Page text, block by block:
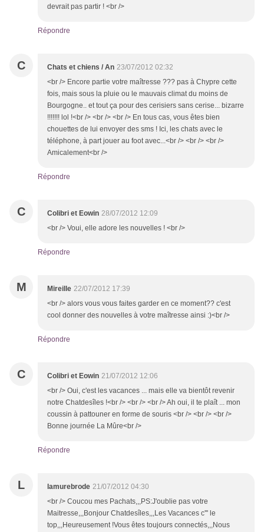
devrait pas partir ! <br />
Répondre
C Chats et chiens / An 23/07/2012 02:32
<br /> Encore partie votre maîtresse ??? pas à Chypre cette
fois, mais sous la pluie ou le mauvais climat du moins de
Bourgogne.. et tout ça pour des cerisiers sans cerise... bizarre
!!!!!!! lol !<br /> <br /> <br /> En tous cas, vous êtes bien
chouettes de lui envoyer des sms ! Ici, les chats avec le
téléphone, à part jouer au foot avec...<br /> <br /> <br />
Amicalement<br />
Répondre
C Colibri et Eowin 28/07/2012 12:09
<br /> Voui, elle adore les nouvelles ! <br />
Répondre
M Mireille 22/07/2012 17:39
<br /> alors vous vous faites garder en ce moment?? c'est
cool donner des nouvelles à votre maîtresse ainsi :)<br />
Répondre
C Colibri et Eowin 21/07/2012 12:06
<br /> Oui, c'est les vacances ... mais elle va bientôt revenir
notre Chatdesîles !<br /> <br /> <br /> Ah oui, il te plaît ... mon
coussin à pattouner en forme de souris <br /> <br /> <br />
Bonne journée La Mûre<br />
Répondre
L lamurebrode 21/07/2012 04:30
<br /> Coucou mes Pachats,,,PS:J'oublie pas votre
Maitresse,,,Bonjour Chatdesîles,,,Les Vacances c''' le
top,,,Heureusement !Vous êtes toujours connectés,,,Nous